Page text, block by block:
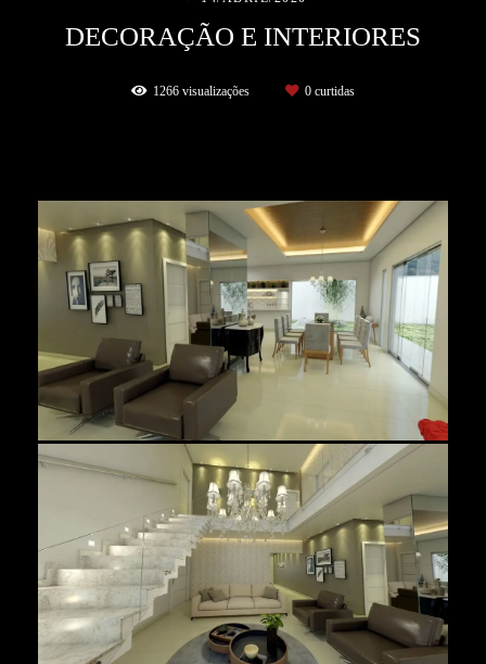
DECORAÇÃO E INTERIORES
1266 visualizações 0 curtidas